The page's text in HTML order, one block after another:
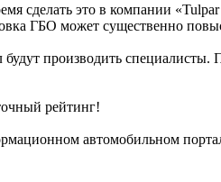
сделать это в компании
ГБО может существенно
производить
рейтинг!
автомобильном